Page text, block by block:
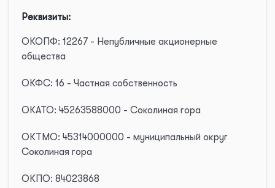
Реквизиты:
ОКОПФ: 12267 - Непубличные акционерные
общества
ОКФС: 16 - Частная собственность
ОКАТО: 45263588000 - Соколиная гора
ОКТМО: 45314000000 - муниципальный округ
Соколиная гора
ОКПО: 84023868